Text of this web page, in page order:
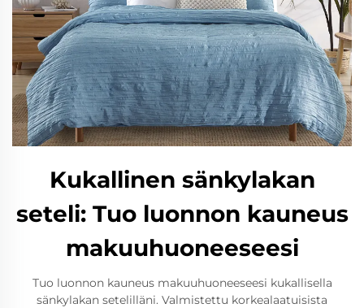
Kukallinen sänkylakan
seteli: Tuo luonnon kauneus
makuuhuoneeseesi
Tuo luonnon kauneus makuuhuoneeseesi kukallisella
sänkylakan setelilläni. Valmistettu korkealaatuisista